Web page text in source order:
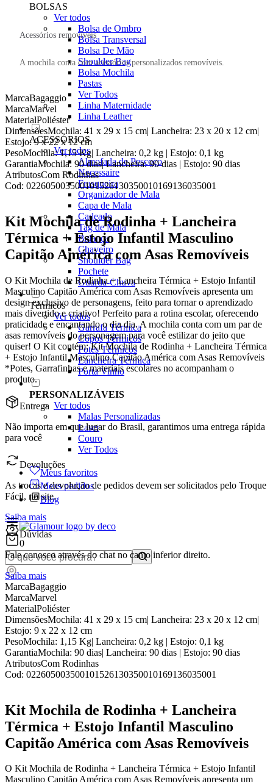
BOLSAS
Ver todos
Bolsa de Ombro
Bolsa Transversal
Bolsa De Mão
Shoulder Bag
Bolsa Mochila
Pastas
Ver Todos
Linha Maternidade
Linha Leather
ACESSÓRIOS
Ver todos
Almofada de Pescoço
Necessaire
Frasqueira
Organizador de Mala
Capa de Mala
Cadeado
Tag de Mala
Balança
Chaveiro
Shoulder Bag
Pochete
Guarda-Chuva
Térmicos
Ver todos
Garrafa Térmica
Copos Térmicos
Potes Térmicos
Lancheira Térmica
Porta Vinho
PERSONALIZÁVEIS
Ver todos
Malas Personalizadas
Laser
Couro
Ver Todos
Meus favoritos
Meus pedidos
Blog
0
Acessórios removíveis
A mochila conta com acessórios personalizados removíveis.
MarcaBagaggio
MarcaMarvel
MaterialPoliéster
DimensõesMochila: 41 x 29 x 15 cm| Lancheira: 23 x 20 x 12 cm|
Estojo: 9 x 22 x 12 cm
PesoMochila: 1,15 Kg| Lancheira: 0,2 kg | Estojo: 0,1 kg
GarantiaMochila: 90 dias| Lancheira: 90 dias | Estojo: 90 dias
AtributosCom Rodinhas
Cod: 022605003500101526130350010169136035001
Kit Mochila de Rodinha + Lancheira
Térmica + Estojo Infantil Masculino
Capitão América com Asas Removíveis
O Kit Mochila de Rodinha + Lancheira Térmica + Estojo Infantil
Masculino Capitão América com Asas Removíveis apresenta um
design exclusivo de personagens, feito para tornar o aprendizado
mais divertido e criativo! Perfeito para a rotina escolar, oferecendo
praticidade e encantando o dia dia. A mochila conta com um par de
asas removíveis do personagem para você estilizar do jeito que
quiser! O Kit contém: Kit Mochila de Rodinha + Lancheira Térmica
+ Estojo Infantil Masculino Capitão América com Asas Removíveis
*Potes, Garrafinhas e materiais escolares no acompanham o
produto.
Entrega
Não importa em que lugar do Brasil, garantimos uma entrega rápida
para você
Devoluções
As trocas e devolução de pedidos devem ser solicitados pelo Troque
Fácil, no site.
Saiba mais
Dúvidas
Fale conosco através do chat no canto inferior direito.
Saiba mais
MarcaBagaggio
MarcaMarvel
MaterialPoliéster
DimensõesMochila: 41 x 29 x 15 cm| Lancheira: 23 x 20 x 12 cm|
Estojo: 9 x 22 x 12 cm
PesoMochila: 1,15 Kg| Lancheira: 0,2 kg | Estojo: 0,1 kg
GarantiaMochila: 90 dias| Lancheira: 90 dias | Estojo: 90 dias
AtributosCom Rodinhas
Cod: 022605003500101526130350010169136035001
Kit Mochila de Rodinha + Lancheira
Térmica + Estojo Infantil Masculino
Capitão América com Asas Removíveis
O Kit Mochila de Rodinha + Lancheira Térmica + Estojo Infantil
Masculino Capitão América com Asas Removíveis apresenta um